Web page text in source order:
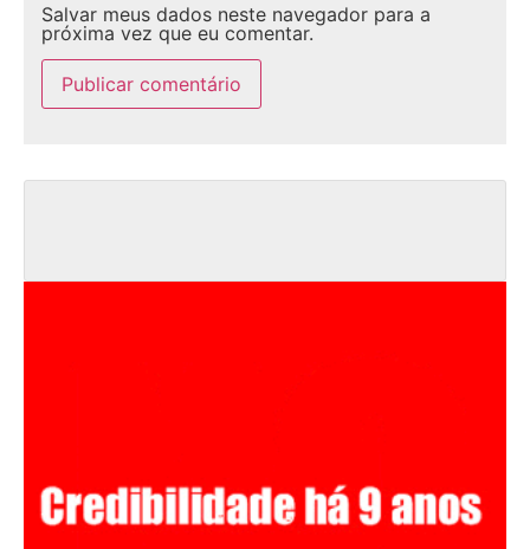
Salvar meus dados neste navegador para a
próxima vez que eu comentar.